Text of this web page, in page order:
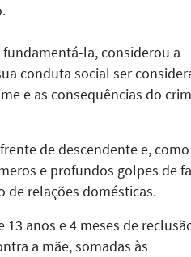
fundamentá-la, considerou a
conduta social ser
e as consequências do
de descendente e, como
e profundos golpes de
de relações domésticas.
anos e 4 meses de
a mãe, somadas às